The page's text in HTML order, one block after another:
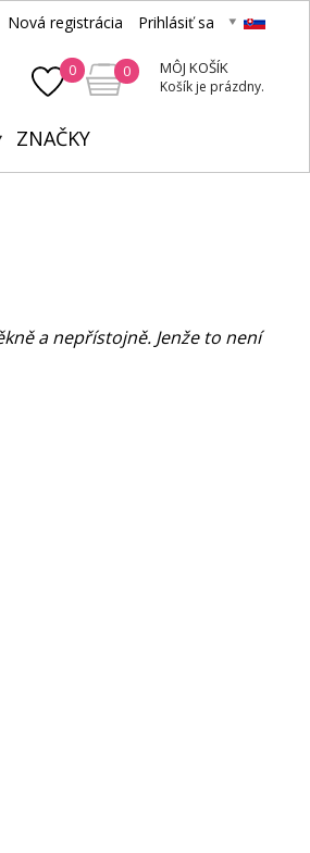
Nová registrácia Prihlásiť sa
0 0 MÔJ KOŠÍK
Košík je prázdny.
ZNAČKY
a nepřístojně. Jenže to není